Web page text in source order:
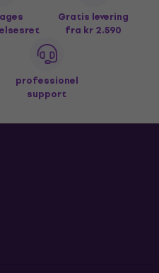
Gratis levering
fra kr 2.590
professionel
support